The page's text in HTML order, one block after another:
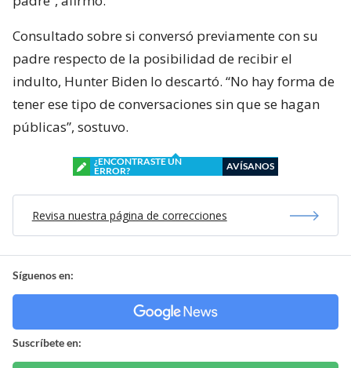
Consultado sobre si conversó previamente con su
padre respecto de la posibilidad de recibir el
indulto, Hunter Biden lo descartó. “No hay forma de
tener ese tipo de conversaciones sin que se hagan
públicas”, sostuvo.
¿ENCONTRASTE UN
ERROR?
AVÍSANOS
Revisa nuestra página de correcciones
Síguenos en:
Suscríbete en: